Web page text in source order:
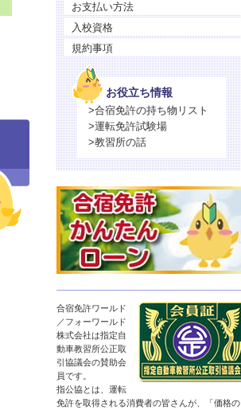
お支払い方法
入校資格
規約事項
お役立ち情報
>合宿免許の持ち物リスト
>運転免許試験場
>教習所の話
合宿免許ワールド
／フォーワールド
株式会社は指定自
動車教習所公正取
引協議会の賛助会
員です。
指公協とは、運転
免許を取得される消費者の皆さんが、「価格の